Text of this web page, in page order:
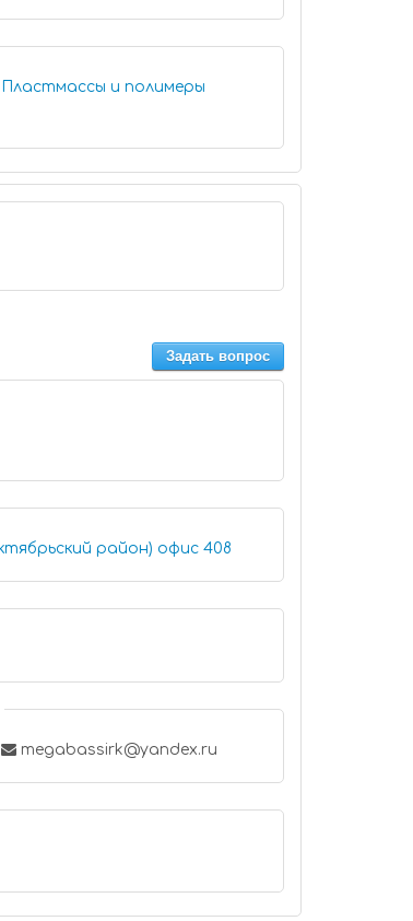
Пластмассы и полимеры
Задать вопрос
Иркутск, улица Ширямова, 40 (Октябрьский район) офис 408
megabassirk@yandex.ru